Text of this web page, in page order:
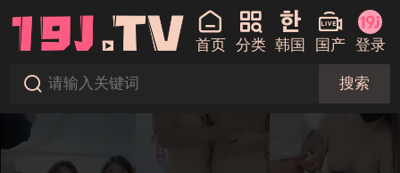
首页 分类 韩国 国产 登录
搜索